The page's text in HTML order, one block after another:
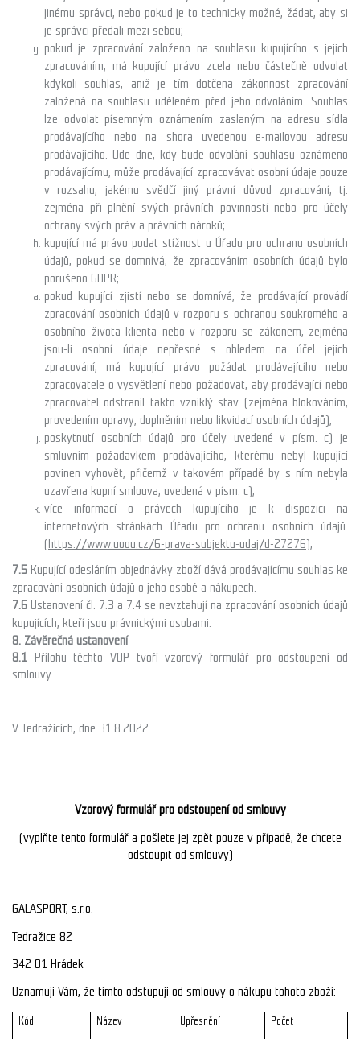
jinému správci, nebo pokud je to technicky možné, žádat, aby si
je správci předali mezi sebou;
pokud je zpracování založeno na souhlasu kupujícího s jejich
zpracováním, má kupující právo zcela nebo částečně odvolat
kdykoli souhlas, aniž je tím dotčena zákonnost zpracování
založená na souhlasu uděleném před jeho odvoláním. Souhlas
lze odvolat písemným oznámením zaslaným na adresu sídla
prodávajícího nebo na shora uvedenou e-mailovou adresu
prodávajícího. Ode dne, kdy bude odvolání souhlasu oznámeno
prodávajícímu, může prodávající zpracovávat osobní údaje pouze
v rozsahu, jakému svědčí jiný právní důvod zpracování, tj.
zejména při plnění svých právních povinností nebo pro účely
ochrany svých práv a právních nároků;
kupující má právo podat stížnost u Úřadu pro ochranu osobních
údajů, pokud se domnívá, že zpracováním osobních údajů bylo
porušeno GDPR;
pokud kupující zjistí nebo se domnívá, že prodávající provádí
zpracování osobních údajů v rozporu s ochranou soukromého a
osobního života klienta nebo v rozporu se zákonem, zejména
jsou-li osobní údaje nepřesné s ohledem na účel jejich
zpracování, má kupující právo požádat prodávajícího nebo
zpracovatele o vysvětlení nebo požadovat, aby prodávající nebo
zpracovatel odstranil takto vzniklý stav (zejména blokováním,
provedením opravy, doplněním nebo likvidací osobních údajů);
poskytnutí osobních údajů pro účely uvedené v písm. c) je
smluvním požadavkem prodávajícího, kterému nebyl kupující
povinen vyhovět, přičemž v takovém případě by s ním nebyla
uzavřena kupní smlouva, uvedená v písm. c);
více informací o právech kupujícího je k dispozici na
internetových stránkách Úřadu pro ochranu osobních údajů.
(https://www.uoou.cz/6-prava-subjektu-udaj/d-27276);
7.5 Kupující odesláním objednávky zboží dává prodávajícímu souhlas ke
zpracování osobních údajů o jeho osobě a nákupech.
7.6 Ustanovení čl. 7.3 a 7.4 se nevztahují na zpracování osobních údajů
kupujících, kteří jsou právnickými osobami.
8. Závěrečná ustanovení
8.1 Přílohu těchto VOP tvořívzorový formulář pro odstoupení od
smlouvy.
V Tedražicích, dne 31.8.2022
Vzorový formulář pro odstoupení od smlouvy
(vyplňte tento formulář a pošlete jej zpět pouze v případě, že chcete
odstoupit od smlouvy)
GALASPORT, s.r.o.
Tedražice 82
342 01 Hrádek
Oznamuji Vám, že tímto odstupuji od smlouvy o nákupu tohoto zboží:
Kód Název Upřesnění Počet